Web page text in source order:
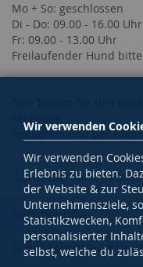
Mo + So: geschlossen
Di - Do: 09.00 - 16.00 Uhr
Fr: 09.00 - 13.00 Uhr
Freilaufender Hund
Facebook,
Instagram und per
Suchbegriffe
Datenschutz und
Wir verwenden
Wir verwenden
Erlebnis zu bieten.
der Website & zur
Unternehmensziele,
Statistikzwecken,
personalisierter
selbst, welche du